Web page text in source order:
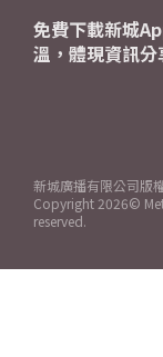
免費下載新城
溫，體現資訊分
新城廣播有限公司版
Copyright 2026©
reserved.